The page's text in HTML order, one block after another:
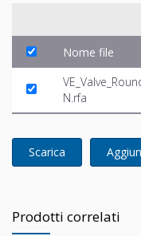
Nome file
N.rfa
Scarica
Prodotti correlati